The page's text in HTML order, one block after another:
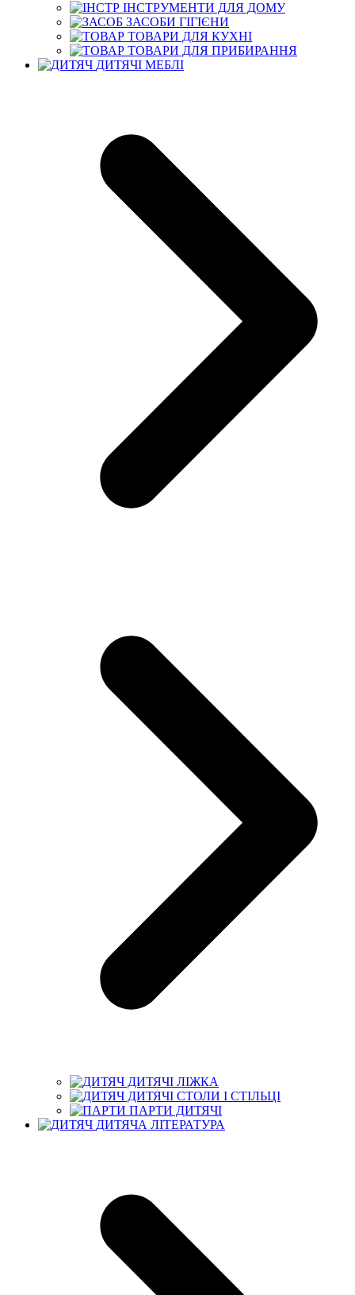
ІНСТРУМЕНТИ ДЛЯ ДОМУ
ЗАСОБИ ГІГІЄНИ
ТОВАРИ ДЛЯ КУХНІ
ТОВАРИ ДЛЯ ПРИБИРАННЯ
ДИТЯЧІ МЕБЛІ
ДИТЯЧІ ЛІЖКА
ДИТЯЧІ СТОЛИ І СТІЛЬЦІ
ПАРТИ ДИТЯЧІ
ДИТЯЧА ЛІТЕРАТУРА